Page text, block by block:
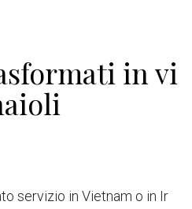
in vi
servizio in Vietnam o in Ir